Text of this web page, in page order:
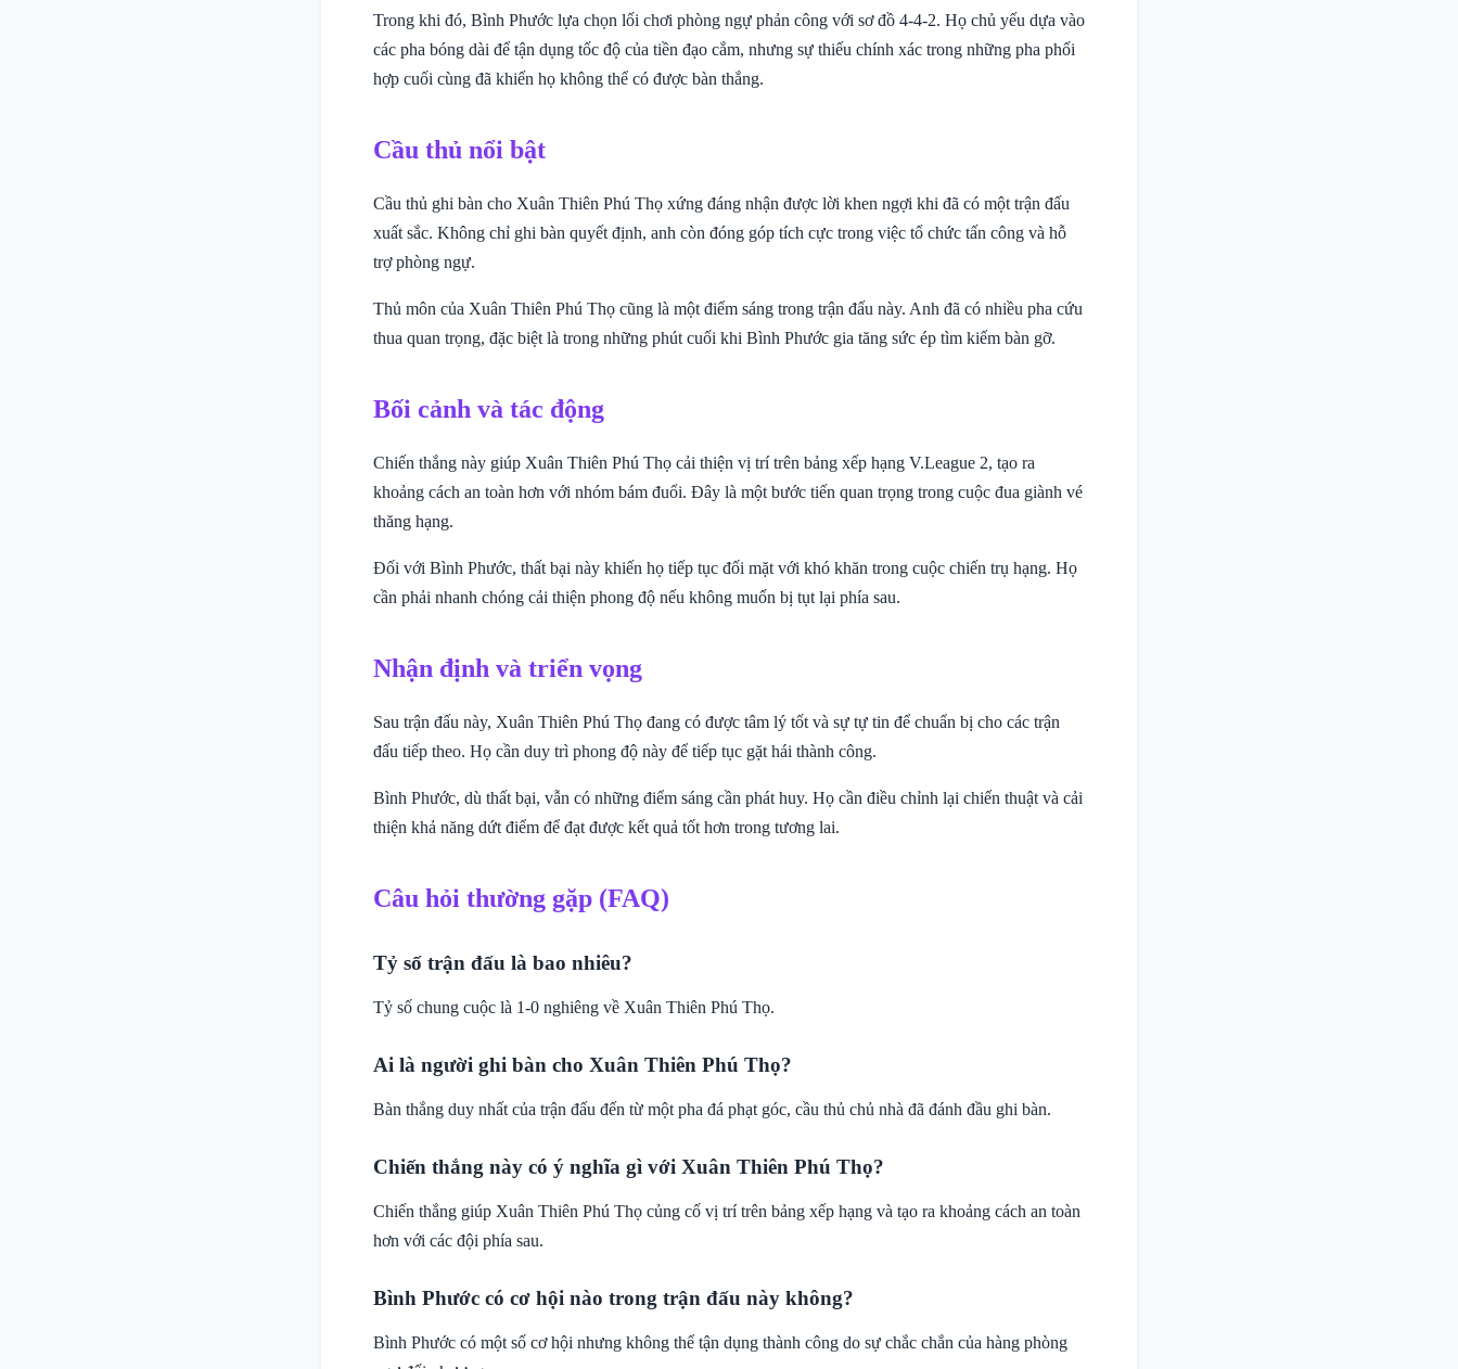
Trong khi đó, Bình Phước lựa chọn lối chơi phòng ngự phản công với sơ đồ 4-4-2. Họ chủ yếu dựa vào
các pha bóng dài để tận dụng tốc độ của tiền đạo cắm, nhưng sự thiếu chính xác trong những pha phối
hợp cuối cùng đã khiến họ không thể có được bàn thắng.
Cầu thủ nổi bật
Cầu thủ ghi bàn cho Xuân Thiên Phú Thọ xứng đáng nhận được lời khen ngợi khi đã có một trận đấu
xuất sắc. Không chỉ ghi bàn quyết định, anh còn đóng góp tích cực trong việc tổ chức tấn công và hỗ
trợ phòng ngự.
Thủ môn của Xuân Thiên Phú Thọ cũng là một điểm sáng trong trận đấu này. Anh đã có nhiều pha cứu
thua quan trọng, đặc biệt là trong những phút cuối khi Bình Phước gia tăng sức ép tìm kiếm bàn gỡ.
Bối cảnh và tác động
Chiến thắng này giúp Xuân Thiên Phú Thọ cải thiện vị trí trên bảng xếp hạng V.League 2, tạo ra
khoảng cách an toàn hơn với nhóm bám đuổi. Đây là một bước tiến quan trọng trong cuộc đua giành vé
thăng hạng.
Đối với Bình Phước, thất bại này khiến họ tiếp tục đối mặt với khó khăn trong cuộc chiến trụ hạng. Họ
cần phải nhanh chóng cải thiện phong độ nếu không muốn bị tụt lại phía sau.
Nhận định và triển vọng
Sau trận đấu này, Xuân Thiên Phú Thọ đang có được tâm lý tốt và sự tự tin để chuẩn bị cho các trận
đấu tiếp theo. Họ cần duy trì phong độ này để tiếp tục gặt hái thành công.
Bình Phước, dù thất bại, vẫn có những điểm sáng cần phát huy. Họ cần điều chỉnh lại chiến thuật và cải
thiện khả năng dứt điểm để đạt được kết quả tốt hơn trong tương lai.
Câu hỏi thường gặp (FAQ)
Tỷ số trận đấu là bao nhiêu?
Tỷ số chung cuộc là 1-0 nghiêng về Xuân Thiên Phú Thọ.
Ai là người ghi bàn cho Xuân Thiên Phú Thọ?
Bàn thắng duy nhất của trận đấu đến từ một pha đá phạt góc, cầu thủ chủ nhà đã đánh đầu ghi bàn.
Chiến thắng này có ý nghĩa gì với Xuân Thiên Phú Thọ?
Chiến thắng giúp Xuân Thiên Phú Thọ củng cố vị trí trên bảng xếp hạng và tạo ra khoảng cách an toàn
hơn với các đội phía sau.
Bình Phước có cơ hội nào trong trận đấu này không?
Bình Phước có một số cơ hội nhưng không thể tận dụng thành công do sự chắc chắn của hàng phòng